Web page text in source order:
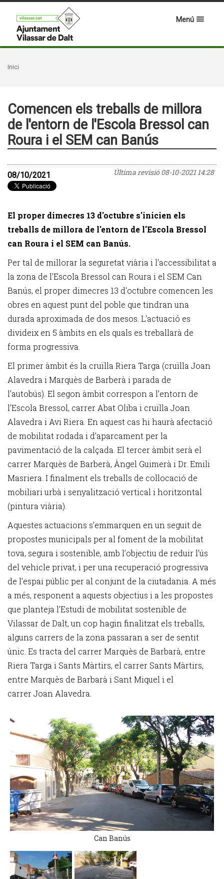
Menú
Inici
Comencen els treballs de millora
de l'entorn de l'Escola Bressol can
Roura i el SEM can Banús
Última revisió08-10-2021 14:28
08/10/2021
El proper dimecres 13 d'octubre s'inicien els
treballs de millora de l'entorn de l'Escola Bressol
can Roura i el SEM can Banús.
Per tal de millorar la seguretat viària i l'accessibilitat a
la zona de l'Escola Bressol can Roura i el SEM Can
Banús, el proper dimecres 13 d'octubre comencen les
obres en aquest punt del poble que tindran una
durada aproximada de dos mesos. L'actuació es
divideix en 5 àmbits en els quals es treballarà de
forma progressiva.
El primer àmbit és la cruïlla Riera Targa (cruïlla Joan
Alavedra i Marquès de Barberà i parada de
l'autobús). El segon àmbit correspon a l’entorn de
l’Escola Bressol, carrer Abat Oliba i cruïlla Joan
Alavedra i Avi Riera. En aquest cas hi haurà afectació
de mobilitat rodada i d'aparcament per la
pavimentació de la calçada. El tercer àmbit serà el
carrer Marquès de Barberà, Àngel Guimerà i Dr. Emili
Masriera. I finalment els treballs de col·locació de
mobiliari urbà i senyalització vertical i horitzontal
(pintura viària).
Aquestes actuacions s’emmarquen en un seguit de
propostes municipals per al foment de la mobilitat
tova, segura i sostenible, amb l’objectiu de reduir l’ús
del vehicle privat, i per una recuperació progressiva
de l’espai públic per al conjunt de la ciutadania. A més
a més, responent a aquests objectius i a les propostes
que planteja l'Estudi de mobilitat sostenible de
Vilassar de Dalt, un cop hagin finalitzat els treballs,
alguns carrers de la zona passaran a ser de sentit
únic. Es tracta del carrer Marquès de Barbarà, entre
Riera Targa i Sants Màrtirs, el carrer Sants Màrtirs,
entre Marquès de Barbarà i Sant Miquel i el
carrer Joan Alavedra.
Can Banús